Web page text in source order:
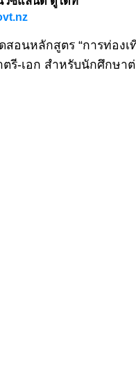
อนหลักสูตร “การท่องเ
รี-เอก สำหรับนักศึกษา